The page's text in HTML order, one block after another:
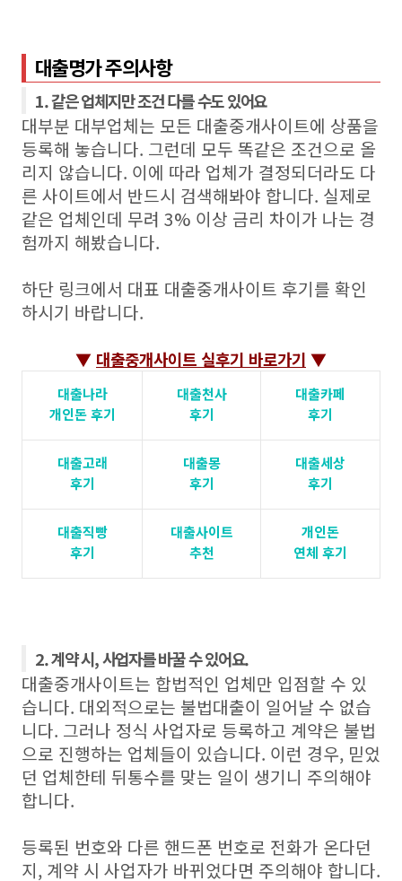
대출명가 주의사항
1. 같은 업체지만 조건 다를 수도 있어요
대부분 대부업체는 모든 대출중개사이트에 상품을
등록해 놓습니다. 그런데 모두 똑같은 조건으로 올
리지 않습니다. 이에 따라 업체가 결정되더라도 다
른 사이트에서 반드시 검색해봐야 합니다. 실제로
같은 업체인데 무려 3% 이상 금리 차이가 나는 경
험까지 해봤습니다.
하단 링크에서 대표 대출중개사이트 후기를 확인
하시기 바랍니다.
▼ 대출중개사이트 실후기 바로가기 ▼
대출나라
개인돈 후기
대출천사
후기
대출카페
후기
대출고래
후기
대출몽
후기
대출세상
후기
대출직빵
후기
대출사이트
추천
개인돈
연체 후기
2. 계약 시, 사업자를 바꿀 수 있어요.
대출중개사이트는 합법적인 업체만 입점할 수 있
습니다. 대외적으로는 불법대출이 일어날 수 없습
니다. 그러나 정식 사업자로 등록하고 계약은 불법
으로 진행하는 업체들이 있습니다. 이런 경우, 믿었
던 업체한테 뒤통수를 맞는 일이 생기니 주의해야
합니다.
등록된 번호와 다른 핸드폰 번호로 전화가 온다던
지, 계약 시 사업자가 바뀌었다면 주의해야 합니다.